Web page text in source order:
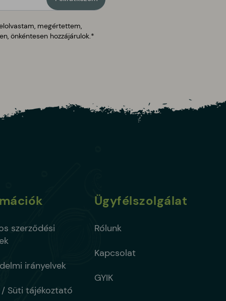
megértettem,
önkéntesen hozzájárulok.*
szerződési
irányelvek
Süti tájékoztató
Ügyfélszolgálat
Rólunk
Kapcsolat
GYIK